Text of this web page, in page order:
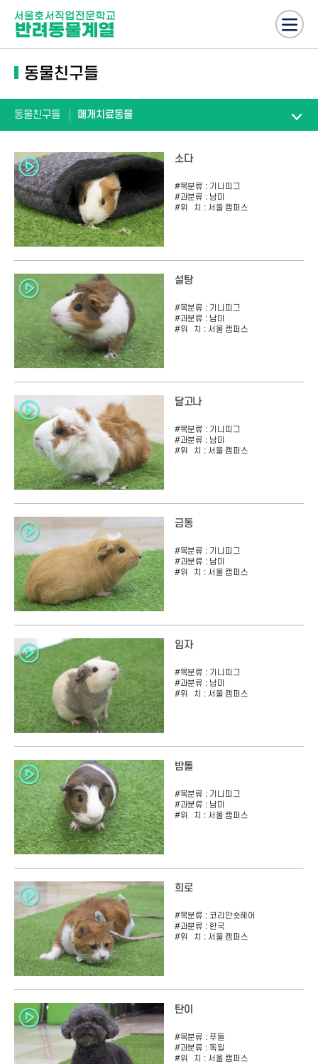
동물친구들
동물친구들 매개치료동물
소다
#목분류 : 기니피그
#과분류 : 남미
#위 치 : 서울 캠퍼스
설탕
#목분류 : 기니피그
#과분류 : 남미
#위 치 : 서울 캠퍼스
달고나
#목분류 : 기니피그
#과분류 : 남미
#위 치 : 서울 캠퍼스
금동
#목분류 : 기니피그
#과분류 : 남미
#위 치 : 서울 캠퍼스
임자
#목분류 : 기니피그
#과분류 : 남미
#위 치 : 서울 캠퍼스
밤톨
#목분류 : 기니피그
#과분류 : 남미
#위 치 : 서울 캠퍼스
희로
#목분류 : 코리안숏헤어
#과분류 : 한국
#위 치 : 서울 캠퍼스
탄이
#목분류 : 푸들
#과분류 : 독일
#위 치 : 서울 캠퍼스